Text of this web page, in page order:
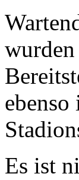
Es ist